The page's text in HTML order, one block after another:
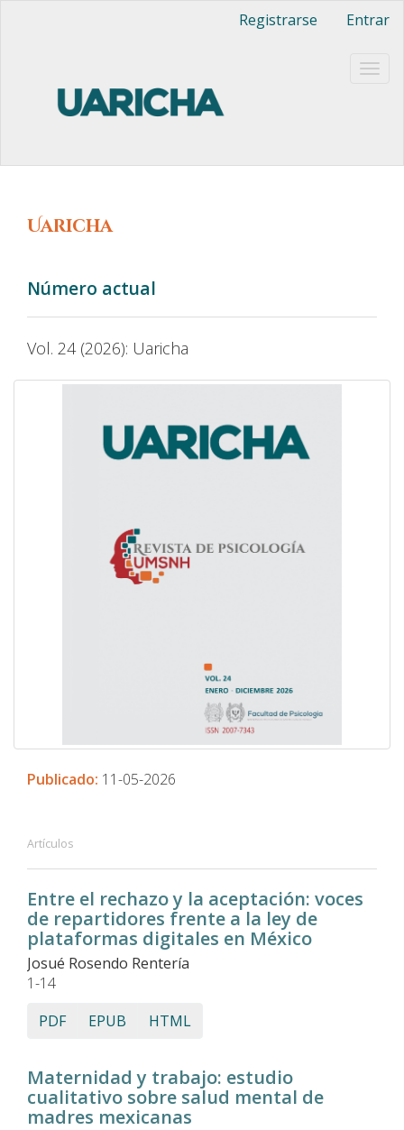
Barra
lateral
Registrarse Entrar
Uaricha
Número actual
Vol. 24 (2026): Uaricha
Publicado: 11-05-2026
Artículos
Entre el rechazo y la aceptación: voces
de repartidores frente a la ley de
plataformas digitales en México
Josué Rosendo Rentería
1-14
PDF
EPUB HTML
Maternidad y trabajo: estudio
cualitativo sobre salud mental de
madres mexicanas